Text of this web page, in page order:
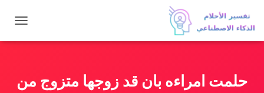
ب
حلمت امراءه بان قد زوجها متزوج من